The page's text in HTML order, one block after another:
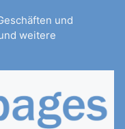
und
weitere